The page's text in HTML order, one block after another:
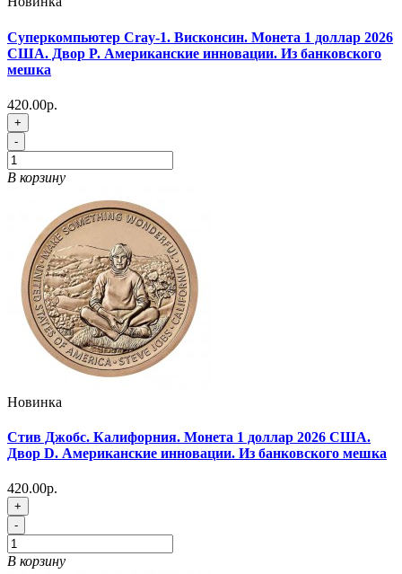
Суперкомпьютер Cray-1. Висконсин. Монета 1 доллар 2026
США. Двор P. Американские инновации. Из банковского
мешка
420.00р.
+
-
В корзину
Новинка
Стив Джобс. Калифорния. Монета 1 доллар 2026 США.
Двор D. Американские инновации. Из банковского мешка
420.00р.
+
-
В корзину